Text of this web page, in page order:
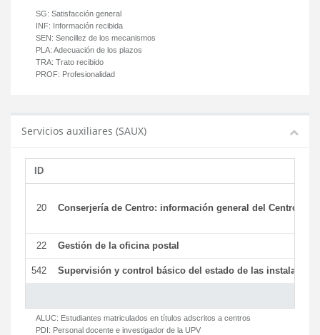
SG: Satisfacción general
INF: Información recibida
SEN: Sencillez de los mecanismos
PLA: Adecuación de los plazos
TRA: Trato recibido
PROF: Profesionalidad
Servicios auxiliares (SAUX)
ID
20 Conserjería de Centro: información general del Centro y
22 Gestión de la oficina postal
542 Supervisión y control básico del estado de las
ALUC: Estudiantes matriculados en títulos adscritos a centros
PDI: Personal docente e investigador de la UPV